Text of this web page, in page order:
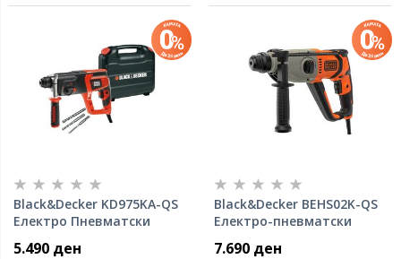
Black&Decker KD975KA-QS
Електро Пневматски
5.490 ден
Black&Decker BEHS02K-QS
Електро-пневматски
7.690 ден